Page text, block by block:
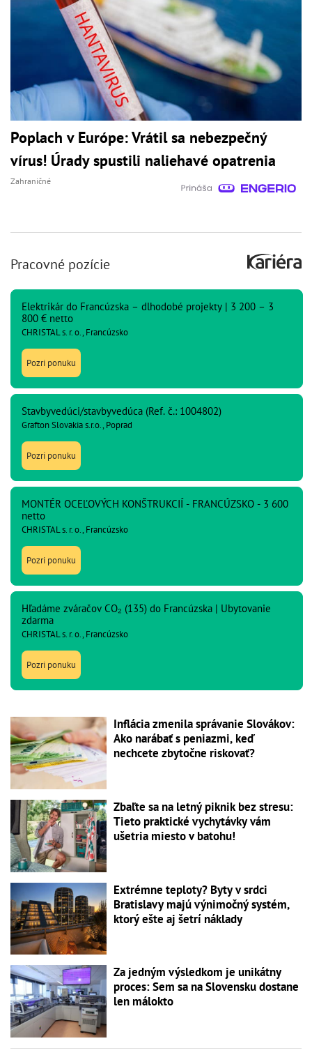
Poplach v Európe: Vrátil sa nebezpečný
vírus! Úrady spustili naliehavé opatrenia
Zahraničné
Pracovné pozície
Elektrikár do Francúzska – dlhodobé projekty | 3 200 – 3
800 € netto
CHRISTAL s. r. o., Francúzsko
Pozri ponuku
Stavbyvedúci/stavbyvedúca (Ref. č.: 1004802)
Grafton Slovakia s.r.o., Poprad
Pozri ponuku
MONTÉR OCEĽOVÝCH KONŠTRUKCIÍ - FRANCÚZSKO - 3 600
netto
CHRISTAL s. r. o., Francúzsko
Pozri ponuku
Hľadáme zváračov CO₂ (135) do Francúzska | Ubytovanie
zdarma
CHRISTAL s. r. o., Francúzsko
Pozri ponuku
Inflácia zmenila správanie Slovákov:
Ako narábať s peniazmi, keď
nechcete zbytočne riskovať?
Zbaľte sa na letný piknik bez stresu:
Tieto praktické vychytávky vám
ušetria miesto v batohu!
Extrémne teploty? Byty v srdci
Bratislavy majú výnimočný systém,
ktorý ešte aj šetrí náklady
Za jedným výsledkom je unikátny
proces: Sem sa na Slovensku dostane
len málokto